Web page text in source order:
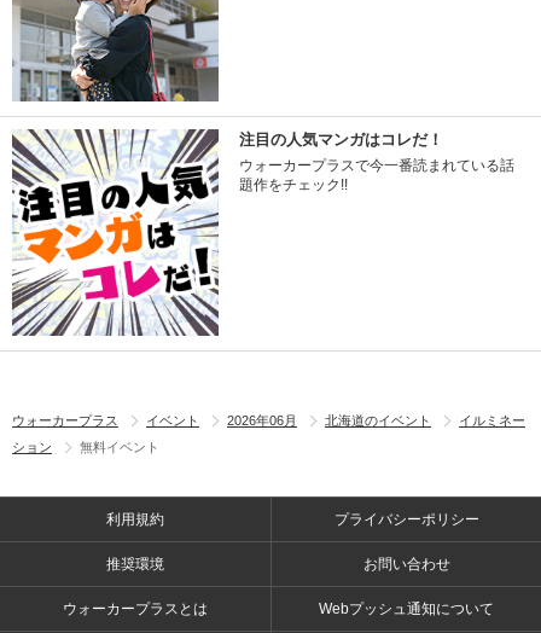
注目の人気マンガはコレだ！
ウォーカープラスで今一番読まれている話
題作をチェック!!
ウォーカープラス イベント 2026年06月 北海道のイベント
イルミネー
ション
無料イベント
利用規約 プライバシーポリシー
推奨環境 お問い合わせ
ウォーカープラスとは Webプッシュ通知について